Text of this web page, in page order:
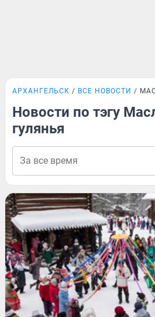
АРХАНГЕЛЬСК ВСЕ НОВОСТИ
Новости по тэгу
гулянья